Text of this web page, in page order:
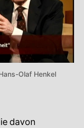
Olaf Henkel
davon